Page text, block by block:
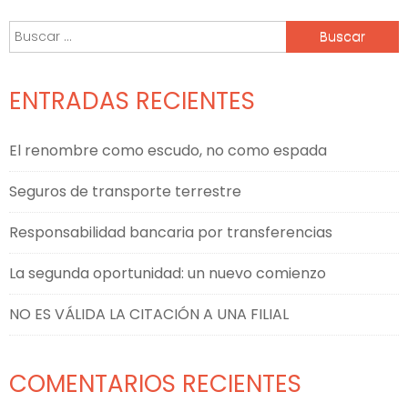
Buscar:
ENTRADAS RECIENTES
El renombre como escudo, no como espada
Seguros de transporte terrestre
Responsabilidad bancaria por transferencias
La segunda oportunidad: un nuevo comienzo
NO ES VÁLIDA LA CITACIÓN A UNA FILIAL
COMENTARIOS RECIENTES